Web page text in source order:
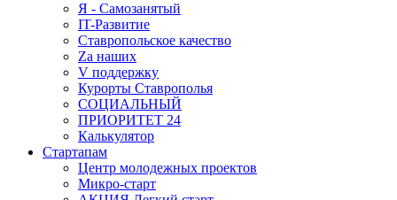
Я - Самозанятый
IT-Развитие
Ставропольское качество
Za наших
V поддержку
Курорты Ставрополья
СОЦИАЛЬНЫЙ
ПРИОРИТЕТ 24
Калькулятор
Стартапам
Центр молодежных проектов
Микро-старт